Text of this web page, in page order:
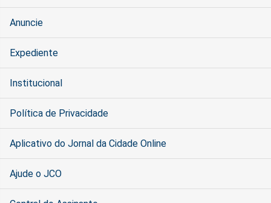
Anuncie
Expediente
Institucional
Política de Privacidade
Aplicativo do Jornal da Cidade Online
Ajude o JCO